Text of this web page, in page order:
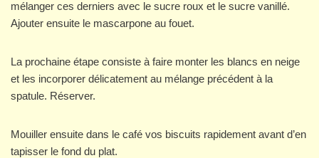
mélanger ces derniers avec le sucre roux et le sucre vanillé.
Ajouter ensuite le mascarpone au fouet.
La prochaine étape consiste à faire monter les blancs en neige
et les incorporer délicatement au mélange précédent à la
spatule. Réserver.
Mouiller ensuite dans le café vos biscuits rapidement avant d’en
tapisser le fond du plat.